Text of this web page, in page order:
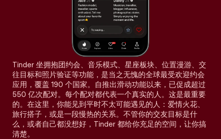
Tinder 坐拥抱团约会、音乐模式、星座板块、位置漫游、交
往目标和照片验证等功能，是当之无愧的全球最受欢迎约会
应用，覆盖 190 个国家。自推出滑动功能以来，已促成超过
550 亿次配对。每个配对都代表一个真实的人。这是最重要
的。在这里，你能见到平时不太可能遇见的人：爱情火花、
旅行搭子，或是一段慢热的关系。不管你的交友目标是什
么，或者自己都没想好，Tinder 都给你充足的空间，让你搞
清楚。